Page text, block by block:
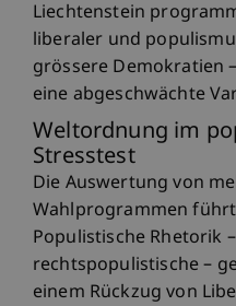
Liechtenstein
liberaler und
grössere Demokratien
eine abgeschwächte
Weltordnung im
Stresstest
Die Auswertung von
Wahlprogrammen
Populistische Rhetorik
rechtspopulistische –
einem Rückzug von